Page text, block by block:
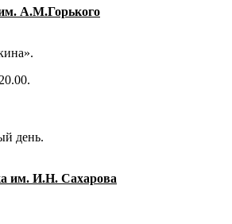
А.М.Горького
день.
им. И.Н. Сахарова